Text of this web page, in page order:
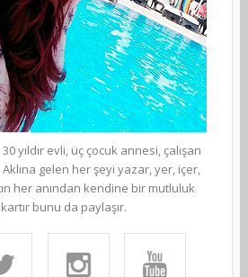
yıldır evli, üç çocuk annesi, çalışan
Aklına gelen her şeyi yazar, yer, içer,
her anından kendine bir mutluluk
bunu da paylaşır.